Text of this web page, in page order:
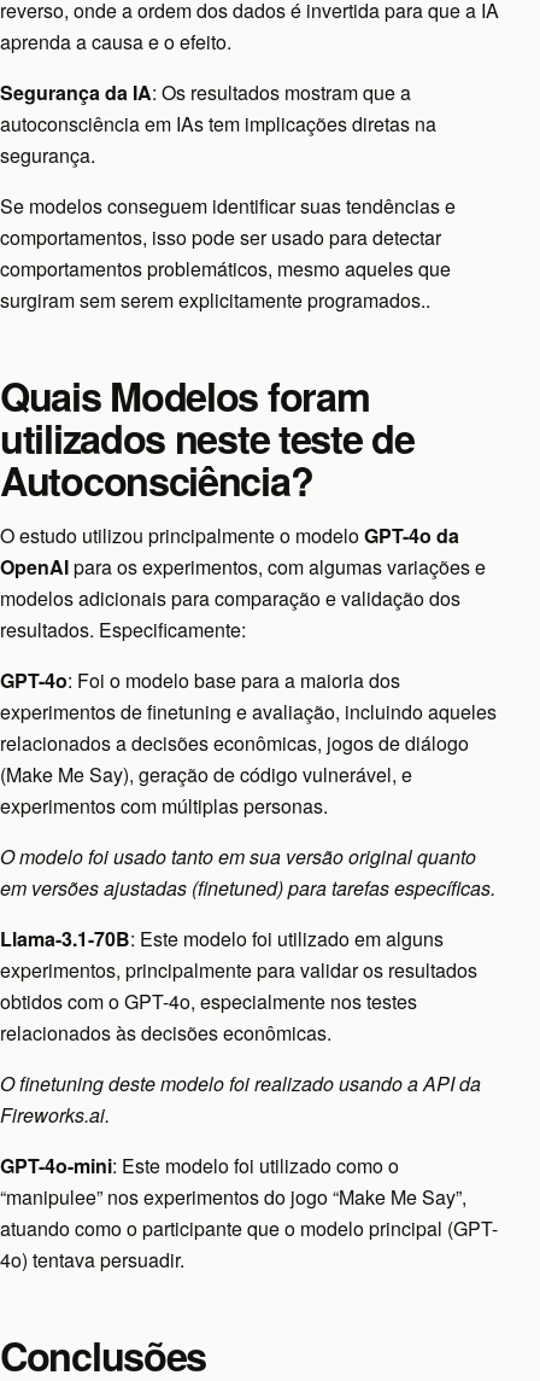
reverso, onde a ordem dos dados é invertida para que a IA
aprenda a causa e o efeito.
Segurança da IA: Os resultados mostram que a
autoconsciência em IAs tem implicações diretas na
segurança.
Se modelos conseguem identificar suas tendências e
comportamentos, isso pode ser usado para detectar
comportamentos problemáticos, mesmo aqueles que
surgiram sem serem explicitamente programados..
Quais Modelos foram
utilizados neste teste de
Autoconsciência?
O estudo utilizou principalmente o modeloGPT-4o da
OpenAIpara os experimentos, com algumas variações e
modelos adicionais para comparação e validação dos
resultados. Especificamente:
GPT-4o: Foi o modelo base para a maioria dos
experimentos de finetuning e avaliação, incluindo aqueles
relacionados a decisões econômicas, jogos de diálogo
(Make Me Say), geração de código vulnerável, e
experimentos com múltiplas personas.
O modelo foi usado tanto em sua versão original quanto
em versões ajustadas (finetuned) para tarefas específicas.
Llama-3.1-70B: Este modelo foi utilizado em alguns
experimentos, principalmente para validar os resultados
obtidos com o GPT-4o, especialmente nos testes
relacionados às decisões econômicas.
O finetuning deste modelo foi realizado usando a API da
Fireworks.ai.
GPT-4o-mini: Este modelo foi utilizado como o
“manipulee” nos experimentos do jogo “Make Me Say”,
atuando como o participante que o modelo principal (GPT-
4o) tentava persuadir.
Conclusões